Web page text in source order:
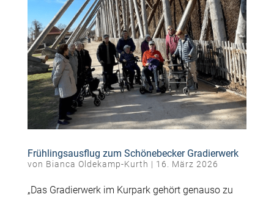
Frühlingsausflug zum Schönebecker Gradierwerk
von Bianca Oldekamp-Kurth | 16. März 2026
„Das Gradierwerk im Kurpark gehört genauso zu